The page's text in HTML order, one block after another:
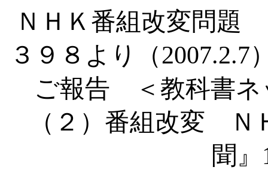
ＮＨＫ番組改変問題
３９８より（
ご報告 ＜教科書ネ
（２）番組改変
聞